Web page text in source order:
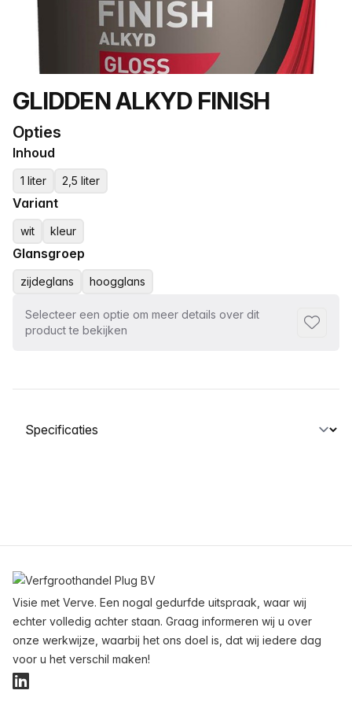
Productnaam
GLIDDEN ALKYD FINISH
Opties
Inhoud
1 liter 2,5 liter
Variant
wit kleur
Glansgroep
zijdeglans hoogglans
Selecteer een optie om meer details over dit
product te bekijken
Selecteer een tabblad
Visie met Verve. Een nogal gedurfde uitspraak, waar wij
echter volledig achter staan. Graag informeren wij u over
onze werkwijze, waarbij het ons doel is, dat wij iedere dag
voor u het verschil maken!
LinkedIn